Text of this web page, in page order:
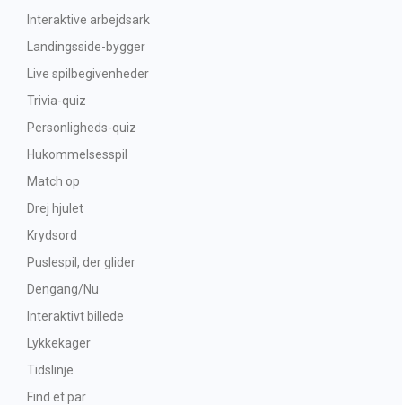
Interaktive arbejdsark
Landingsside-bygger
Live spilbegivenheder
Trivia-quiz
Personligheds-quiz
Hukommelsesspil
Match op
Drej hjulet
Krydsord
Puslespil, der glider
Dengang/Nu
Interaktivt billede
Lykkekager
Tidslinje
Find et par